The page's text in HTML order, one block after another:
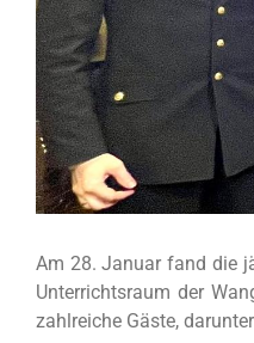
Am 28. Januar fand die
Unterrichtsraum der
zahlreiche Gäste,